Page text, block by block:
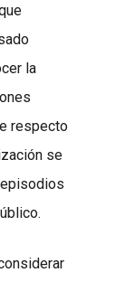
la
respecto
se